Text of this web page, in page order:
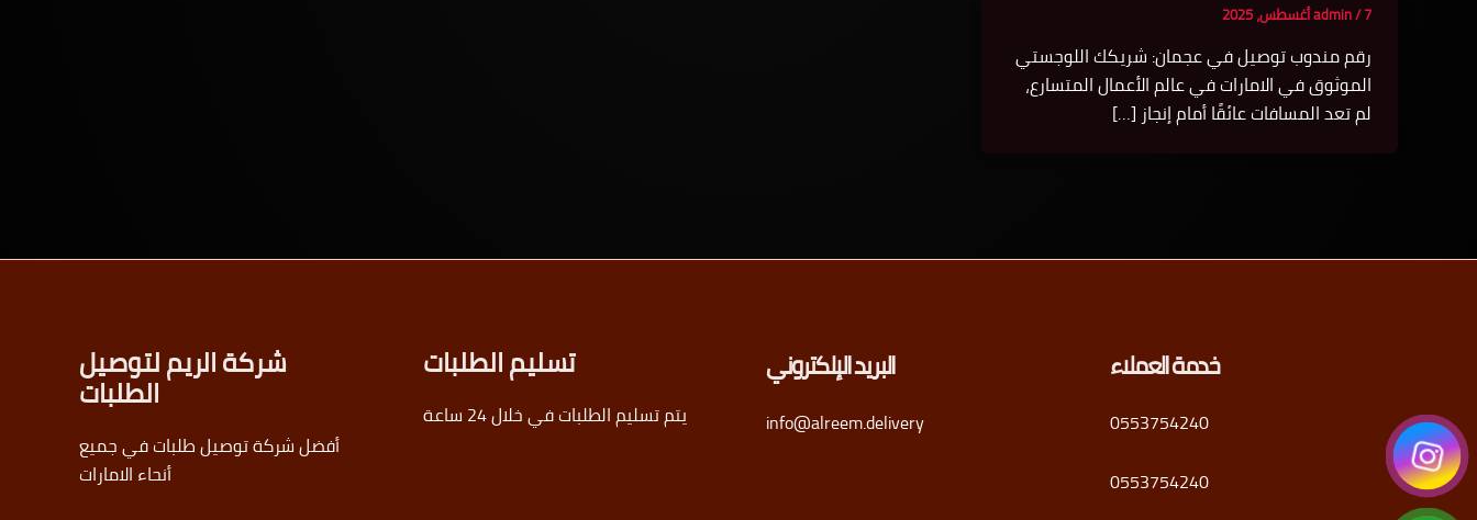
admin/7 أغسطس، 2025
رقم مندوب توصيل في عجمان: شريكك اللوجستي
الموثوق في الامارات في عالم الأعمال المتسارع،
لم تعد المسافات عائقًا أمام إنجاز […]
خدمة العملاء
0553754240
0553754240
البريد الإلكتروني
info@alreem.delivery
تسليم الطلبات
يتم تسليم الطلبات في خلال 24 ساعة
شركة الريم لتوصيل
الطلبات
أفضل شركة توصيل طلبات في جميع
أنحاء الامارات